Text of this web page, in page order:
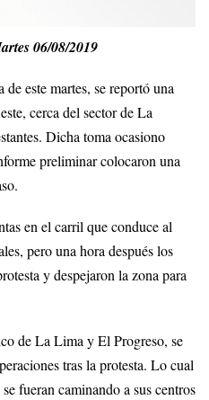
06/08/2019
este martes, se reportó una
cerca del sector de La
Dicha toma ocasiono
preliminar colocaron una
en el carril que conduce al
pero una hora después los
y despejaron la zona para
de La Lima y El Progreso, se
tras la protesta. Lo cual
fueran caminando a sus centros